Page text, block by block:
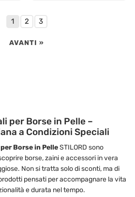
1 2 3
AVANTI »
per Borse in Pelle –
a Condizioni Speciali
Borse in PelleSTILORD sono
borse, zaini e accessori in vera
Non si tratta solo di sconti, ma di
pensati per accompagnare la vita
e durata nel tempo.